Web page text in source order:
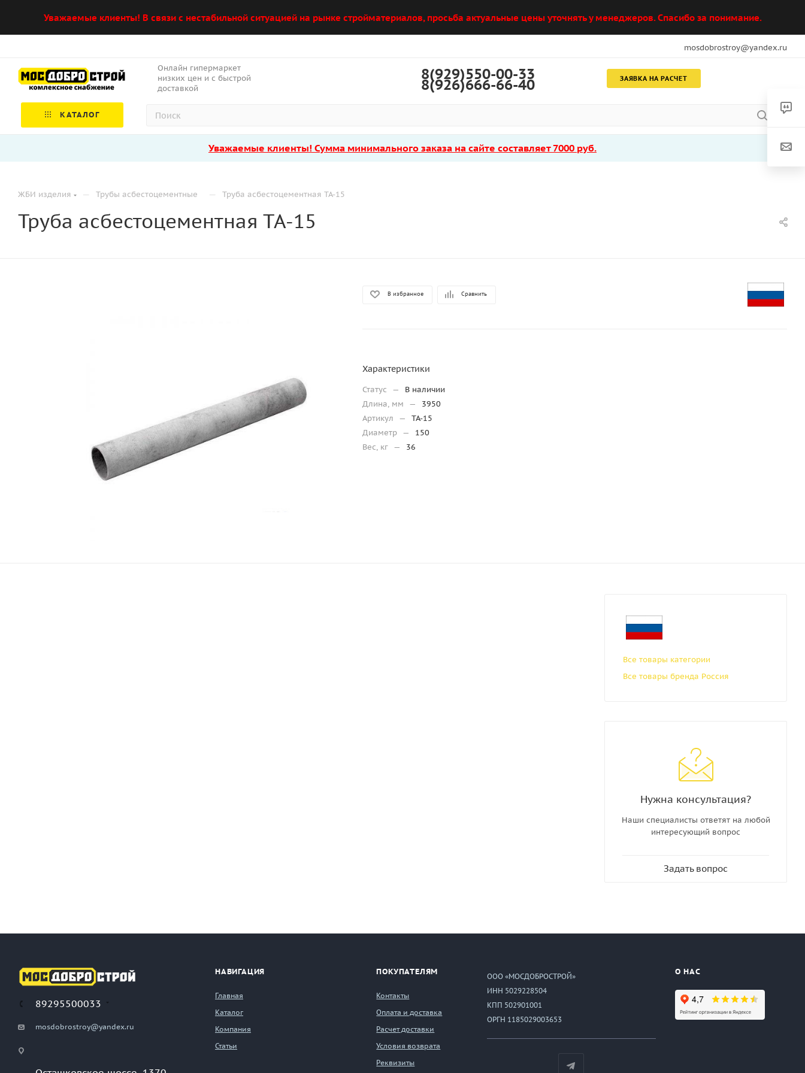
Уважаемые клиенты! В связи с нестабильной ситуацией на рынке стройматериалов, просьба актуальные цены уточнять у менеджеров. Спасибо за понимание.
mosdobrostroy@yandex.ru
Онлайн гипермаркет
низких цен и с быстрой
доставкой
ЗАЯВКА НА РАСЧЕТ
8(929)550-00-33
8(926)666-66-40
КАТАЛОГ
Уважаемые клиенты! Сумма минимального заказа на сайте составляет 7000 руб.
ЖБИ изделия — Трубы асбестоцементные — Труба асбестоцементная ТА-15
Труба асбестоцементная ТА-15
В избранное Сравнить
Характеристики
Статус —
В наличии
Длина, мм
—
3950
Артикул
—
ТА-15
Диаметр —
150
Вес, кг — 36
Все товары категории
Все товары бренда Россия
Нужна консультация?
Наши специалисты ответят на любой
интересующий вопрос
Задать вопрос
89295500033
mosdobrostroy@yandex.ru
НАВИГАЦИЯ
Главная
Каталог
Компания
Статьи
ПОКУПАТЕЛЯМ
Контакты
Оплата и доставка
Расчет доставки
Условия возврата
Реквизиты
ООО «МОСДОБРОСТРОЙ»
ИНН 5029228504
КПП 502901001
ОРГН 1185029003653
О НАС